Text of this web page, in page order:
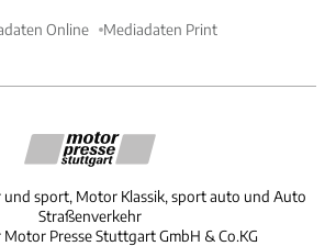
Online Mediadaten Print
sport, Motor Klassik, sport auto und Auto
Straßenverkehr
Motor Presse Stuttgart GmbH & Co.KG